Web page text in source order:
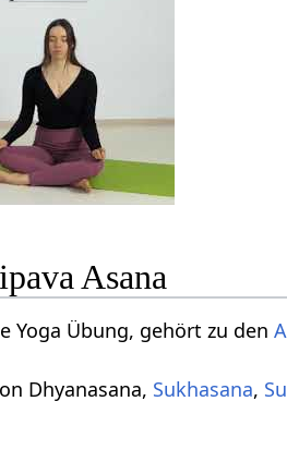
Asana
Yoga Übung, gehört zu den
Dhyanasana, Sukhasana,